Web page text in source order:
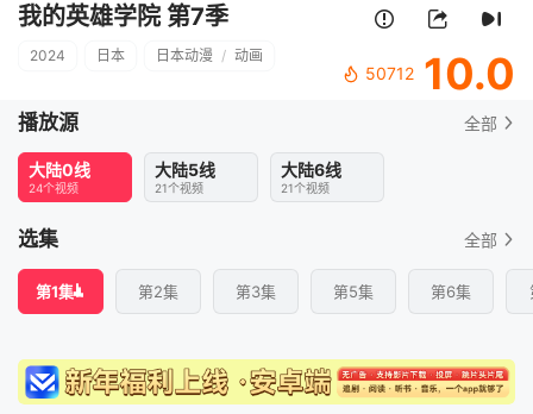
我的英雄学院 第7季
2024 日本 日本动漫 / 动画
50712 10.0
播放源 全部
大陆0线
24个视频
大陆5线
21个视频
大陆6线
21个视频
选集 全部
第1集 第2集 第3集 第5集 第6集